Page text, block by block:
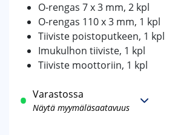
O-rengas 7 x 3 mm, 2 kpl
O-rengas 110 x 3 mm, 1 kpl
Tiiviste poistoputkeen, 1 kpl
Imukulhon tiiviste, 1 kpl
Tiiviste moottoriin, 1 kpl
Varastossa
Näytä myymäläsaatavuus